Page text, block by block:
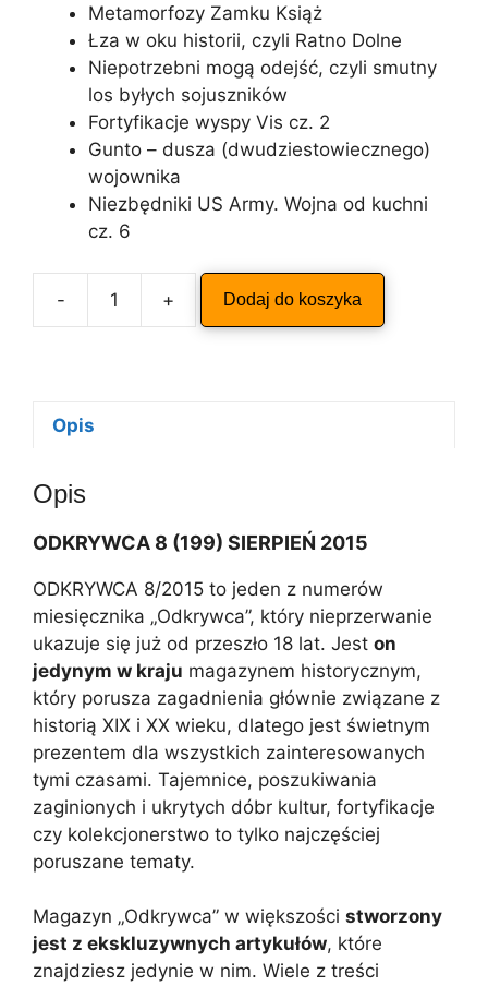
Metamorfozy Zamku Książ
Łza w oku historii, czyli Ratno Dolne
Niepotrzebni mogą odejść, czyli smutny
los byłych sojuszników
Fortyfikacje wyspy Vis cz. 2
Gunto – dusza (dwudziestowiecznego)
wojownika
Niezbędniki US Army. Wojna od kuchni
cz. 6
-
ilość
ODKRYWCA
+ Dodaj do koszyka
i
v
:
Opis
Opis
ODKRYWCA 8 (199) SIERPIEŃ 2015
ODKRYWCA 8/2015 to jeden z numerów
miesięcznika „Odkrywca”, który nieprzerwanie
ukazuje się już od przeszło 18 lat. Jest on
jedynym w kraju magazynem historycznym,
który porusza zagadnienia głównie związane z
historią XIX i XX wieku, dlatego jest świetnym
prezentem dla wszystkich zainteresowanych
tymi czasami. Tajemnice, poszukiwania
zaginionych i ukrytych dóbr kultur, fortyfikacje
czy kolekcjonerstwo to tylko najczęściej
poruszane tematy.
Magazyn „Odkrywca” w większości stworzony
jest z ekskluzywnych artykułów, które
znajdziesz jedynie w nim. Wiele z treści